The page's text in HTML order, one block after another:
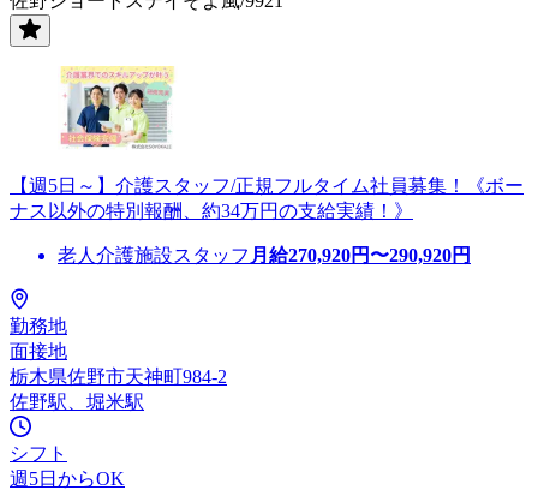
【週5日～】介護スタッフ/正規フルタイム社員募集！《ボー
ナス以外の特別報酬、約34万円の支給実績！》
老人介護施設スタッフ 月給270,920円〜290,920円
勤務地
面接地
栃木県佐野市天神町984-2
佐野駅、堀米駅
シフト
週5日からOK